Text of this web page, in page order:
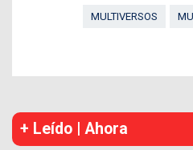
MULTIVERSOS
+ Leído | Ahora